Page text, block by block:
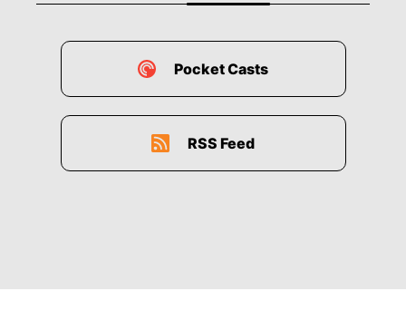
Pocket Casts
RSS Feed